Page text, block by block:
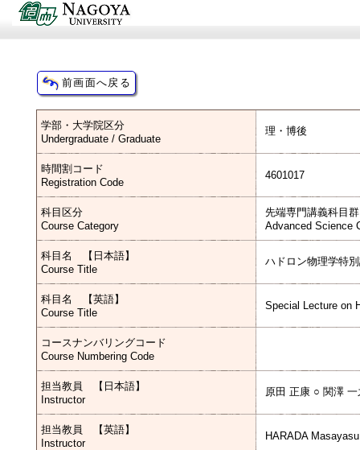
学部・大学院区分
Undergraduate / Graduate
理・博後
時間割コード
Registration Code
4601017
科目区分
Course Category
先端専門講義科目
Advanced Science
科目名 【日本語】
Course Title
ハドロン物理学特
科目名 【英語】
Course Title
Special Lecture on
コースナンバリングコード
Course Numbering Code
担当教員 【日本語】
Instructor
原田 正康 ○ 関澤 一
担当教員 【英語】
Instructor
HARADA